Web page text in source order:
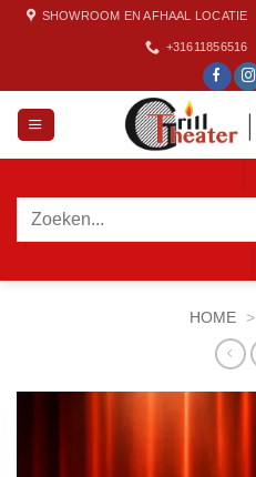
SHOWROOM EN AFHAAL LOCATIE
+31611856516
Zoeken
HOME >